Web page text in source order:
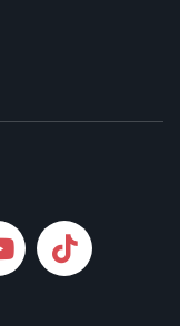
Youtube
Tiktok